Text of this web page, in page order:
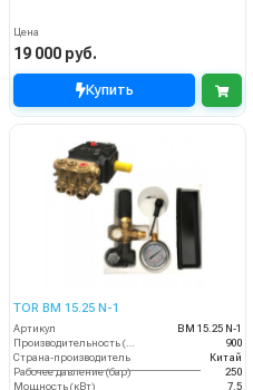
Цена
19 000 руб.
Купить
TOR BM 15.25 N-1
Артикул
BM 15.25 N-1
900
Страна-производитель
Китай
Рабочее давление (бар)
250
Мощность (кВт)
7.5